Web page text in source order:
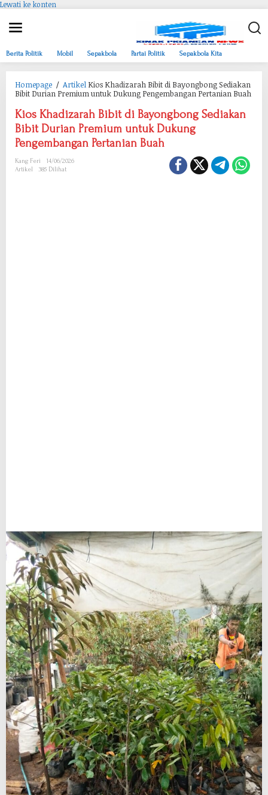
Lewati ke konten
Berita Politik Mobil Sepakbola Partai Politik Sepakbola Kita
Homepage / Artikel Kios Khadizarah Bibit di Bayongbong Sediakan
Bibit Durian Premium untuk Dukung Pengembangan Pertanian Buah
Kios Khadizarah Bibit di Bayongbong Sediakan
Bibit Durian Premium untuk Dukung
Pengembangan Pertanian Buah
Kang Feri
14/06/2026
Artikel
385 Dilihat